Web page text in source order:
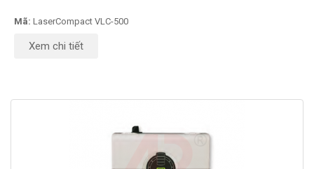
Mã: LaserCompact VLC-500
Xem chi tiết